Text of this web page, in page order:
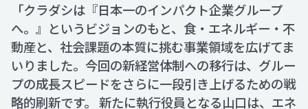
「クラダシは『日本一のインパクト企業グループ
へ。』というビジョンのもと、食・エネルギー・不
動産と、社会課題の本質に挑む事業領域を広げてま
いりました。今回の新経営体制への移行は、グルー
プの成長スピードをさらに一段引き上げるための戦
略的刷新です。 新たに執行役員となる山口は、エネ